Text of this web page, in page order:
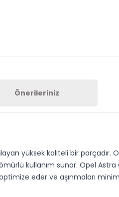
Önerileriniz
yüksek kaliteli bir parçadır.
kullanım sunar. Opel Astra
eder ve aşınmaları